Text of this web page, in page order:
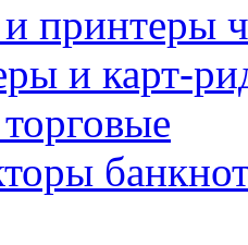
принтеры
и карт-